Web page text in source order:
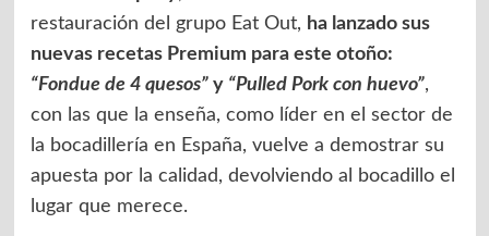
restauración del grupo Eat Out, ha lanzado sus
nuevas recetas Premium para este otoño:
“Fondue de 4 quesos”y “Pulled Pork con huevo”,
con las que la enseña, como líder en el sector de
la bocadillería en España, vuelve a demostrar su
apuesta por la calidad, devolviendo al bocadillo el
lugar que merece.